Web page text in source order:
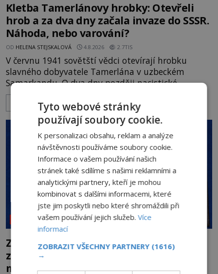
Kletba Tamerlánovy hrobky: Otevřeli
hrob a za dva dny začala invaze do SSSR.
Náhoda, nebo varování?
OD HELENA STEJSKALOVÁ 4.8.2026 2.7TIS
V červnu 1941 sovětští vědci otevírají hrobku
slavného dobyvatele Tamerlána v uzbeckém
Samarkandu. O dva dny později nacistické
Německo zahajuje operaci Barbarossa a napadá
Sovětský svaz. Shoda dat je natolik zarážející, že se
rodí jedna z nejslavnějších „kleteb“ 20. století. Je
na legendě něco pravdy, nebo jde jen o fascinující
souhru okolností? Když antropolog Michail
Gerasimov (1907-1970) a
ZOBRAZIT VÍCE
NEOBJASNĚNÉ UDÁLOSTI
Záhada Rohoncského kodexu: Ukrývá
zapomenutý jazyk, tajnou šifru, nebo
mistrovský podvrh?
Tyto webové stránky
používají soubory cookie.
K personalizaci obsahu, reklam a analýze
návštěvnosti používáme soubory cookie.
Informace o vašem používání našich
stránek také sdílíme s našimi reklamními a
analytickými partnery, kteří je mohou
kombinovat s dalšími informacemi, které
jste jim poskytli nebo které shromáždili při
vašem používání jejich služeb.Více
informací
ZOBRAZIT VŠECHNY PARTNERY (1616)
→